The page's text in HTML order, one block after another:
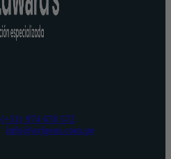
(+51) 974 678 572
info@origens.com.pe